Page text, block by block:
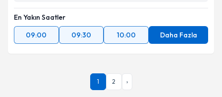
En Yakın Saatler
09:00
09:30 10:00 Daha Fazla
1 2 ›